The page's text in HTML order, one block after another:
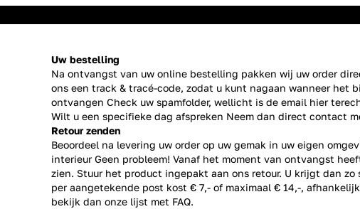
Uw bestelling
Na ontvangst van uw online bestelling pakken wij uw order
ons een track & tracé-code, zodat u kunt nagaan wanneer het
ontvangen Check uw spamfolder, wellicht is de email hier
Wilt u een specifieke dag afspreken Neem dan direct contact
Retour zenden
Beoordeel na levering uw order op uw gemak in uw eigen
interieur Geen probleem! Vanaf het moment van ontvangst
zien. Stuur het product ingepakt aan ons retour. U krijgt dan
per aangetekende post kost € 7,- of maximaal € 14,-,
bekijk dan onze lijst met FAQ.